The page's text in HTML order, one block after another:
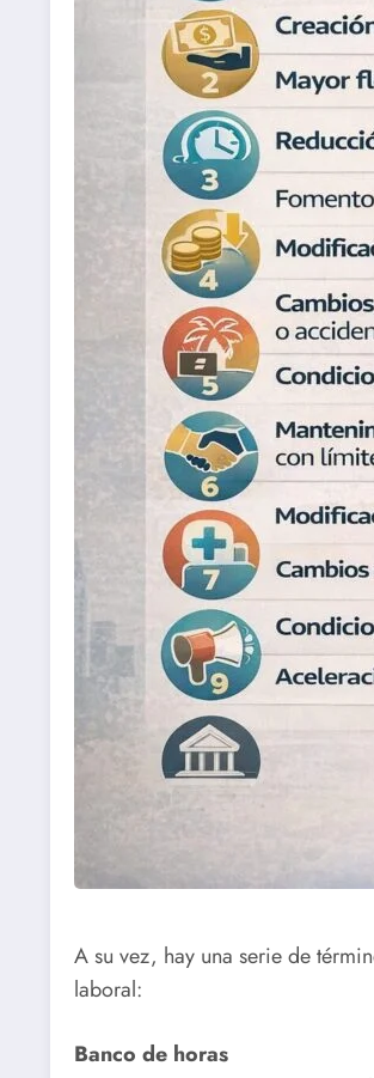
A su vez, hay una serie de
laboral:
Banco de horas